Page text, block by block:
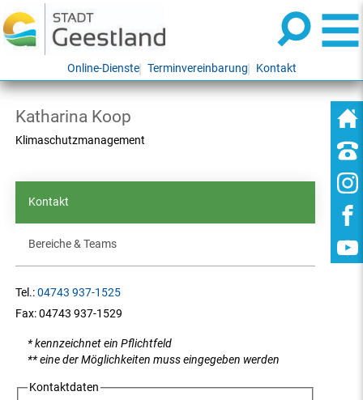
Online-Dienste Terminvereinbarung Kontakt
Katharina Koop
Klimaschutzmanagement
Kontakt
Bereiche & Teams
Tel.:04743 937-1525
Fax:04743 937-1529
* kennzeichnet ein Pflichtfeld
** eine der Möglichkeiten muss eingegeben werden
Kontaktdaten